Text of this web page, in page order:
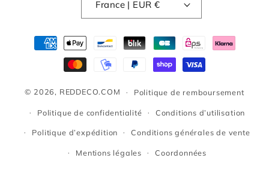
France | EUR €
Moyens
de
paiement
© 2026, REDDECO.COM Politique de remboursement
Politique de confidentialité Conditions d’utilisation
Politique d’expédition Conditions générales de vente
Mentions légales Coordonnées